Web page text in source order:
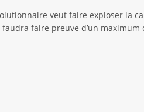
veut faire exploser la
faire preuve d’un maximum